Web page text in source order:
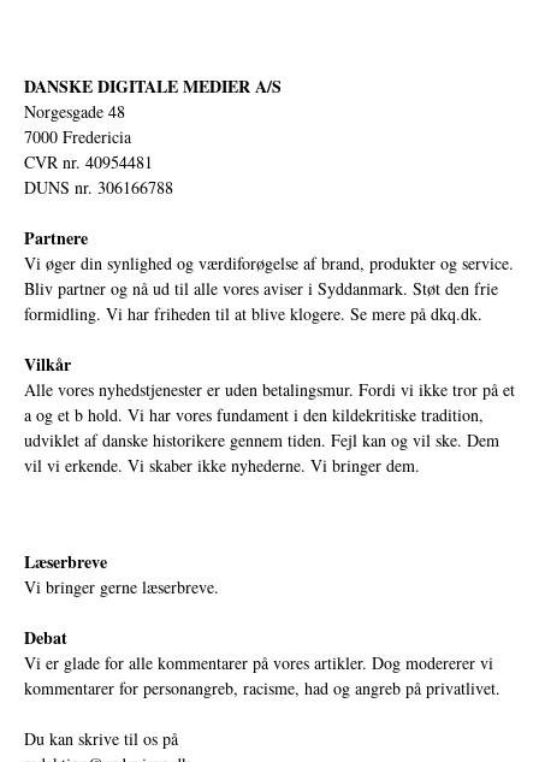
DANSKE DIGITALE MEDIER A/S
Norgesgade 48
7000 Fredericia
CVR nr. 40954481
DUNS nr. 306166788
Partnere
Vi øger din synlighed og værdiforøgelse af brand, produkter og service.
Bliv partner og nå ud til alle vores aviser i Syddanmark. Støt den frie
formidling. Vi har friheden til at blive klogere. Se mere på dkq.dk.
Vilkår
Alle vores nyhedstjenester er uden betalingsmur. Fordi vi ikke tror på et
a og et b hold. Vi har vores fundament i den kildekritiske tradition,
udviklet af danske historikere gennem tiden. Fejl kan og vil ske. Dem
vil vi erkende. Vi skaber ikke nyhederne. Vi bringer dem.
Læserbreve
Vi bringer gerne læserbreve.
Debat
Vi er glade for alle kommentarer på vores artikler. Dog modererer vi
kommentarer for personangreb, racisme, had og angreb på privatlivet.
Du kan skrive til os på